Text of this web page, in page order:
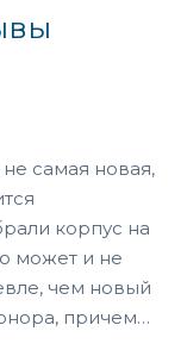
самая новая,
корпус на
может и не
чем новый
причем